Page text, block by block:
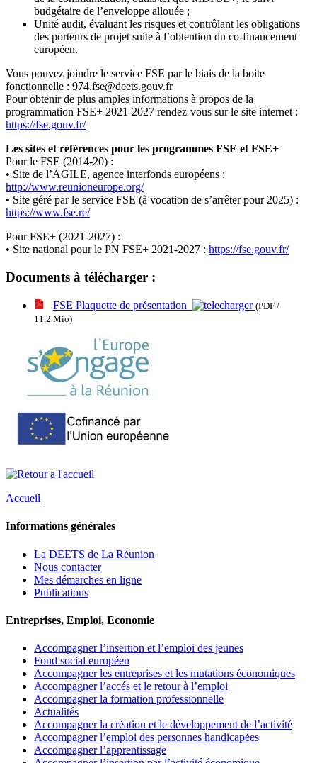
budgétaire de l’enveloppe allouée ;
Unité audit, évaluant les risques et contrôlant les obligations
des porteurs de projet suite à l’obtention du co-financement
européen.
Vous pouvez joindre le service FSE par le biais de la boite
fonctionnelle : 974.fse@deets.gouv.fr
Pour obtenir de plus amples informations à propos de la
programmation FSE+ 2021-2027 rendez-vous sur le site internet :
https://fse.gouv.fr/
Les sites et références pour les programmes FSE et FSE+
Pour le FSE (2014-20) :
• Site de l’AGILE, agence interfonds européens :
http://www.reunioneurope.org/
• Site géré par le service FSE (à vocation de s’arrêter pour 2025) :
https://www.fse.re/
Pour FSE+ (2021-2027) :
• Site national pour le PN FSE+ 2021-2027 : https://fse.gouv.fr/
Documents à télécharger :
FSE Plaquette de présentation
(PDF /
11.2 Mio)
Accueil
Informations générales
La DEETS de La Réunion
Nous contacter
Mes démarches en ligne
Publications
Entreprises, Emploi, Economie
Accompagner l’insertion et l’emploi des jeunes
Fond social européen
Accompagner les entreprises et les mutations économiques
Accompagner l’accés et le retour à l’emploi
Accompagner la formation professionnelle
Actualités
Accompagner la création et le développement de l’activité
Accompagner l’emploi des personnes handicapées
Accompagner l’apprentissage